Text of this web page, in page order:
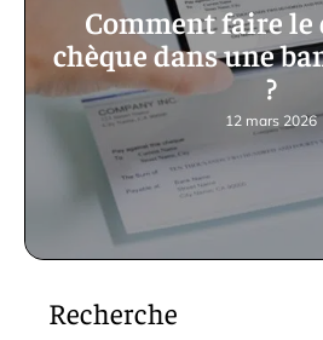
Comment faire le
chèque dans une
?
12 mars 2026
Recherche